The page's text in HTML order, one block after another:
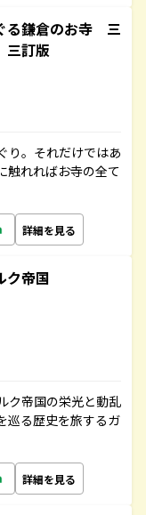
る鎌倉のお寺 三
訂版
り。それだけではあ
触れればお寺の全て
詳細を見る
帝国
ク帝国の栄光と動乱
巡る歴史を旅するガ
詳細を見る